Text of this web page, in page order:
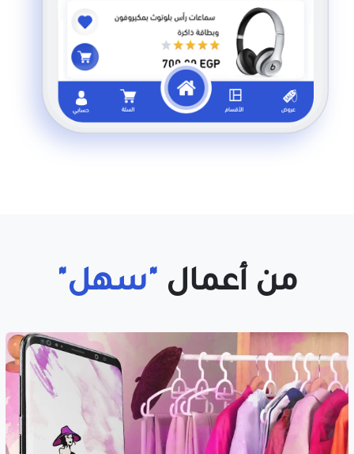
من أعمال "سهل"